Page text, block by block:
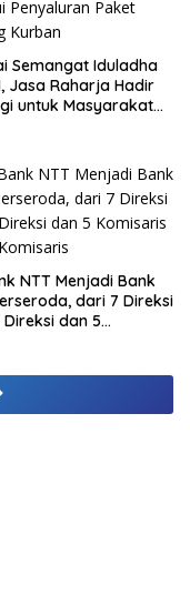
Semangat Iduladha
Jasa Raharja Hadir
Masyarakat
NTT Menjadi Bank
dari 7 Direksi
dan 5